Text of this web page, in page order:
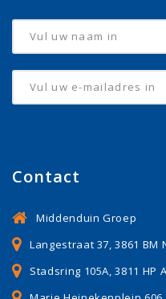
Contact
Middenduin Groep
Langestraat 37, 3861 BM
Stadsring 105A, 3811 HP